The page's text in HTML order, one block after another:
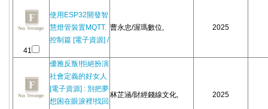
41
使用ESP32開發智
慧燈管裝置MQTT.
控制篇 [電子資源] /
曹永忠/渥瑪數位, 2025
優雅反叛!拒絕扮演
社會定義的好女人
[電子資源] : 別把夢
想困在眼淚裡!找回
林芷涵/財經錢線文化, 2025